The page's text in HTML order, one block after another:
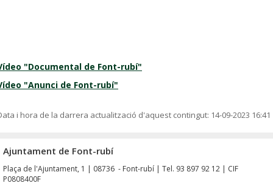
"Documental de Font-rubí"
"Anunci de Font-rubí"
i hora de la darrera actualització d'aquest contingut: 14-09-2023 16:41
Ajuntament de Font-rubí
Plaça de l'Ajuntament, 1 | 08736 - Font-rubí | Tel. 93 897 92 12 | CIF
P0808400F